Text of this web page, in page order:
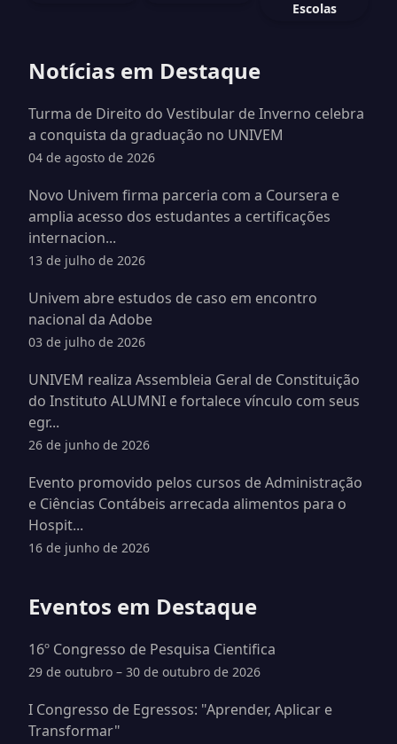
Escolas
Notícias em Destaque
Turma de Direito do Vestibular de Inverno celebra
a conquista da graduação no UNIVEM
04 de agosto de 2026
Novo Univem firma parceria com a Coursera e
amplia acesso dos estudantes a certificações
internacion...
13 de julho de 2026
Univem abre estudos de caso em encontro
nacional da Adobe
03 de julho de 2026
UNIVEM realiza Assembleia Geral de Constituição
do Instituto ALUMNI e fortalece vínculo com seus
egr...
26 de junho de 2026
Evento promovido pelos cursos de Administração
e Ciências Contábeis arrecada alimentos para o
Hospit...
16 de junho de 2026
Eventos em Destaque
16º Congresso de Pesquisa Cientifica
29 de outubro – 30 de outubro de 2026
I Congresso de Egressos: "Aprender, Aplicar e
Transformar"